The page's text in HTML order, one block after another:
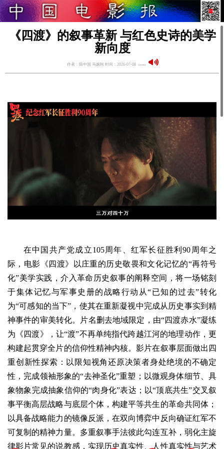
《四渡》的叙事革新 与红色史诗的美学
新向度
作者：陈中国 马婉秋 时间：2026-07-08
在中国共产党成立105周年、红军长征胜利90周年之
际，电影《四渡》以庄重的历史敬畏和文化记忆的“再符号
化”美学实践，介入革命历史叙事的阐释空间，将一场铭刻
于集体记忆与军事史册的战略行动从“已知的过去”转化
为“可感知的当下”，使其在重新凝视中完成从历史事实到精
神事件的审美转化。片名删去地域限定，由“四渡赤水”凝练
为《四渡》，让“渡”不再单纯指代跨越江河的地理动作，更
构建起贯穿全片的信仰性精神内核。影片在叙事层面做出四
重创新性探索：以限知视角还原决策者身处绝境的不确定
性，完成领袖形象的“去神圣化”重塑；以微观身体细节、具
象物象完成抽象信仰的“肉身化”表达；以“顶底共生”交叉叙
事平衡高层战略与底层个体，构建平等共生的革命共同体；
以具备战略能力的镜像反派，在双向博弈中反向确证红军不
可复制的精神力量。多重叙事手法彼此勾连互补，弱化主旋
律影片常见的说教感，实现历史真实性、人性真实性与艺术